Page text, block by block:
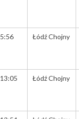
5:56 Łódź Chojny
13:05 Łódź Chojny